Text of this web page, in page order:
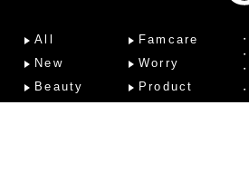
All
New
Beauty
Famcare
Worry
Product